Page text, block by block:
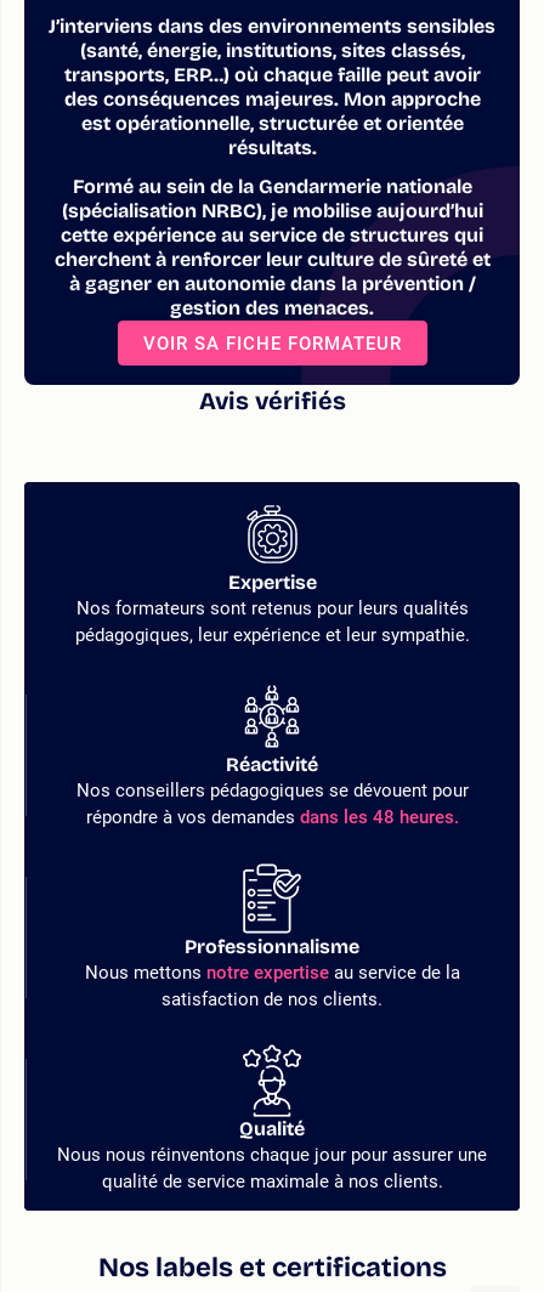
J’interviens dans des environnements sensibles
(santé, énergie, institutions, sites classés,
transports, ERP…) où chaque faille peut avoir
des conséquences majeures. Mon approche
est opérationnelle, structurée et orientée
résultats.
Formé au sein de la Gendarmerie nationale
(spécialisation NRBC), je mobilise aujourd’hui
cette expérience au service de structures qui
cherchent à renforcer leur culture de sûreté et
à gagner en autonomie dans la prévention /
gestion des menaces.
VOIR SA FICHE FORMATEUR
Avis vérifiés
Expertise
Nos formateurs sont retenus pour leurs qualités
pédagogiques, leur expérience et leur sympathie.
Réactivité
Nos conseillers pédagogiques se dévouent pour
répondre à vos demandes dans les 48 heures.
Professionnalisme
Nous mettons notre expertiseau service de la
satisfaction de nos clients.
Qualité
Nous nous réinventons chaque jour pour assurer une
qualité de service maximale à nos clients.
Nos labels et certifications